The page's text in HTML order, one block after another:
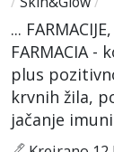
...
FARMACIA
plus
krvnih žila,
jačanje